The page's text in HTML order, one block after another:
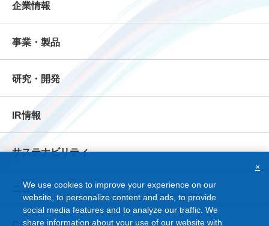
企業情報
事業・製品
研究・開発
IR情報
サステナビリティ
ニュース
We use cookies to improve your experience on our
website, to personalize content and ads, to provide
social media features and to analyze our traffic. We
share information about your use of our website with
×